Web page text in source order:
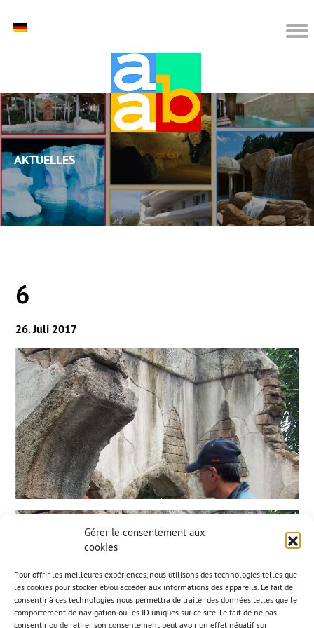
Gérer le consentement aux
cookies
Pour offrir les meilleures expériences, nous utilisons des technologies telles que
les cookies pour stocker et/ou accéder aux informations des appareils. Le fait de
consentir à ces technologies nous permettra de traiter des données telles que le
comportement de navigation ou les ID uniques sur ce site. Le fait de ne pas
consentir ou de retirer son consentement peut avoir un effet négatif sur
Aktuelles
6
26. Juli 2017